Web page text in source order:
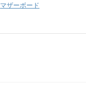
マザーボード